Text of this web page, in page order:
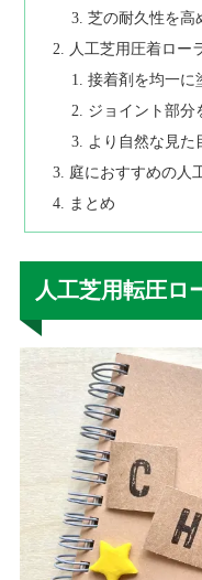
芝の耐久性を高
人工芝用圧着ロー
接着剤を均一に
ジョイント部分
より自然な見た
庭におすすめの人
まとめ
人工芝用転圧ロ